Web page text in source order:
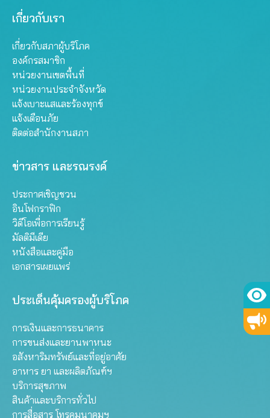
เกี่ยวกับเรา
เกี่ยวกับสภาผู้บริโภค
องค์กรสมาชิก
หน่วยงานเขตพื้นที่
หน่วยงานประจำจังหวัด
แจ้งเบาะแสและร้องทุกข์
แจ้งเตือนภัย
ติดต่อสำนักงานสภา
ข่าวสาร และรณรงค์
ประกาศเชิญชวน
อินโฟกราฟิก
วิดีโอเพื่อการเรียนรู้
มัลติมีเดีย
หนังสือและคู่มือ
เอกสารเผยแพร่
ประเด็นคุ้มครองผู้บริโภค
การเงินและการธนาคาร
การขนส่งและยานพาหนะ
อสังหาริมทรัพย์และที่อยู่อาศัย
อาหาร ยา และผลิตภัณฑ์ฯ
บริการสุขภาพ
สินค้าและบริการทั่วไป
การสื่อสาร โทรคมนาคมฯ